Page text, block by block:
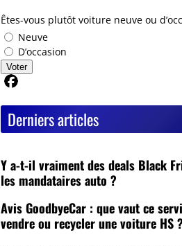
Êtes-vous plutôt voiture neuve ou
Neuve
D’occasion
Voter
Derniers articles
Y a-t-il vraiment des deals Black
les mandataires auto ?
Avis GoodbyeCar : que vaut ce
vendre ou recycler une voiture HS ?